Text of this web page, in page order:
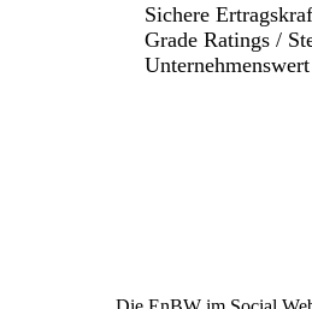
Sichere
Grade Ratings /
Unternehmenswert